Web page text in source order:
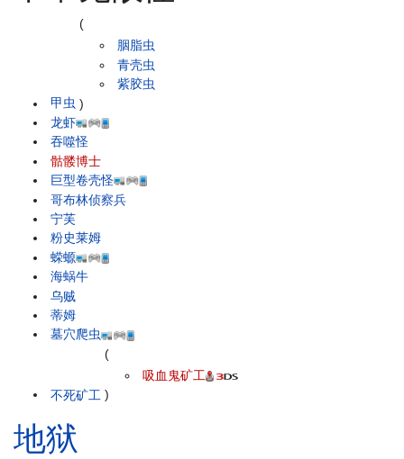
甲虫
(
胭脂虫
青壳虫
紫胶虫
)
龙虾
吞噬怪
骷髅博士
巨型卷壳怪
哥布林侦察兵
宁芙
粉史莱姆
蝾螈
海蜗牛
乌贼
蒂姆
墓穴爬虫
不死矿工
(
吸血鬼矿工
)
地狱